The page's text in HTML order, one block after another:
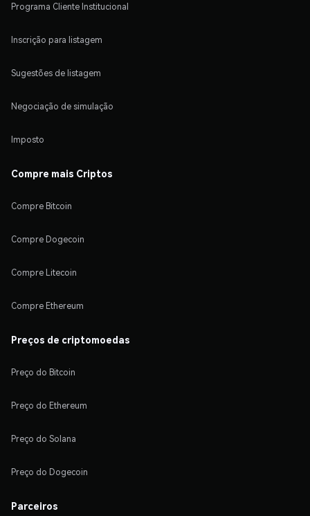
Programa Cliente Institucional
Inscrição para listagem
Sugestões de listagem
Negociação de simulação
Imposto
Compre mais Criptos
Compre Bitcoin
Compre Dogecoin
Compre Litecoin
Compre Ethereum
Preços de criptomoedas
Preço do Bitcoin
Preço do Ethereum
Preço do Solana
Preço do Dogecoin
Parceiros